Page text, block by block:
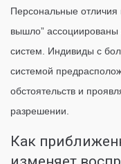
Персональные отличия
вышло”
систем. Индивиды с
системой
обстоятельств и
разрешении.
Как